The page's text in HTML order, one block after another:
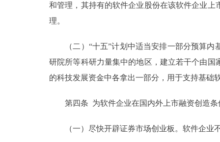
和管理，其持有的软件企业股份在该软件企业
理。
（二）“十五”计划中适当安排一部分预算内
研院所等科研力量集中的地区，建立若干个由
的科技发展资金中各拿出一部分，用于支持基础
第四条 为软件企业在国内外上市融资创造条
（一）尽快开辟证券市场创业板。软件企业